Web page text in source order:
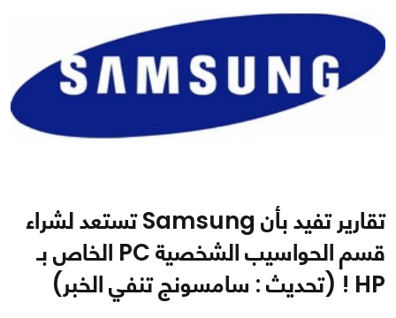
تقارير تفيد بأن Samsung تستعد لشراء
قسم الحواسيب الشخصية PC الخاص بـ
HP ! (تحديث : سامسونج تنفي الخبر)